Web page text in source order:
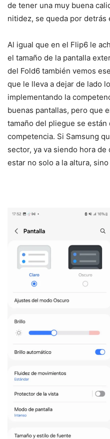
de tener una muy buena
nitidez, se queda por detrás
Al igual que en el Flip6 le
el tamaño de la pantalla
del Fold6 también vemos
que le lleva a dejar de lado
implementando la
buenas pantallas, pero que
tamaño del pliegue se
competencia. Si Samsung
sector, ya va siendo hora
estar no solo a la altura,